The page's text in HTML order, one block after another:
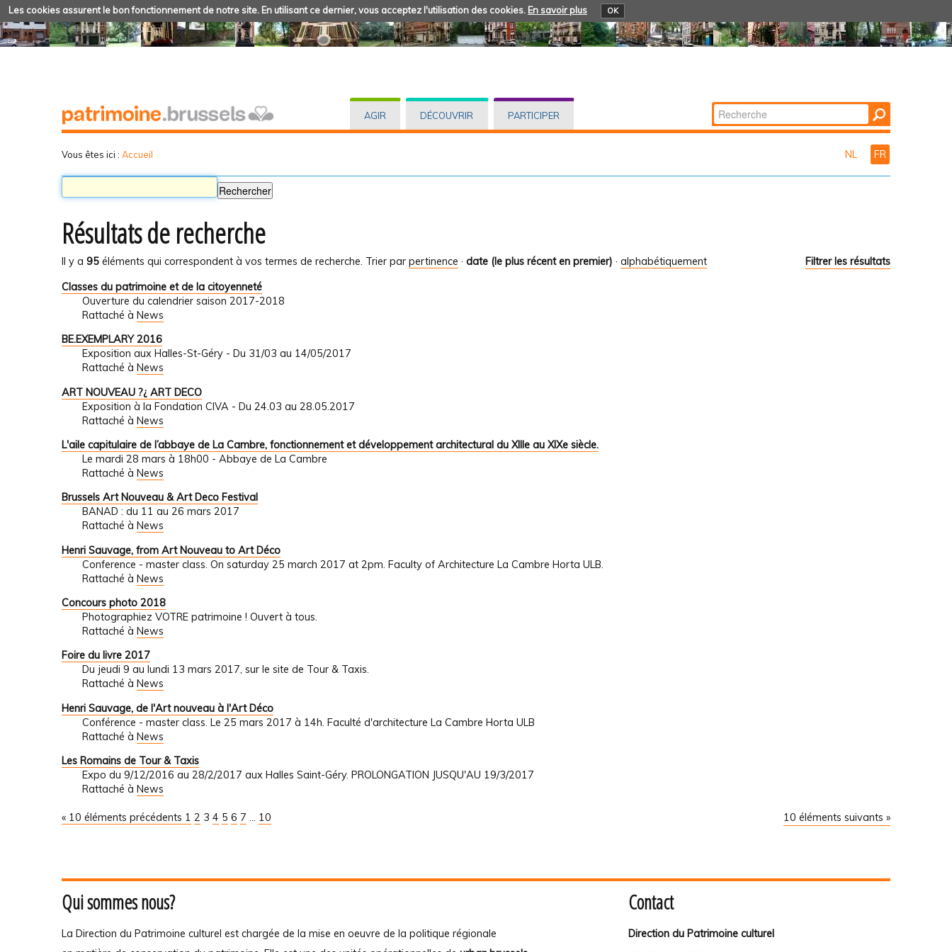
Les cookies assurent le bon fonctionnement de notre site. En utilisant ce dernier, vous acceptez l'utilisation des cookies. En savoir plus OK
AGIR DÉCOUVRIR PARTICIPER Chercher par
Recherche
Vous êtes ici : Accueil NL FR
Résultats de recherche
Il y a 95 éléments qui correspondent à vos termes de recherche. Filtrer les résultats
Trier par pertinence · date (le plus récent en premier) · alphabétiquement
Classes du patrimoine et de la citoyenneté
Ouverture du calendrier saison 2017-2018
Rattaché à News
BE.EXEMPLARY 2016
Exposition aux Halles-St-Géry - Du 31/03 au 14/05/2017
Rattaché à News
ART NOUVEAU ?¿ ART DECO
Exposition à la Fondation CIVA - Du 24.03 au 28.05.2017
Rattaché à News
L'aile capitulaire de l’abbaye de La Cambre, fonctionnement et développement architectural du XIIIe au XIXe siècle.
Le mardi 28 mars à 18h00 - Abbaye de La Cambre
Rattaché à News
Brussels Art Nouveau & Art Deco Festival
BANAD : du 11 au 26 mars 2017
Rattaché à News
Henri Sauvage, from Art Nouveau to Art Déco
Conference - master class. On saturday 25 march 2017 at 2pm. Faculty of Architecture La Cambre Horta ULB.
Rattaché à News
Concours photo 2018
Photographiez VOTRE patrimoine ! Ouvert à tous.
Rattaché à News
Foire du livre 2017
Du jeudi 9 au lundi 13 mars 2017, sur le site de Tour & Taxis.
Rattaché à News
Henri Sauvage, de l'Art nouveau à l'Art Déco
Conférence - master class. Le 25 mars 2017 à 14h. Faculté d'architecture La Cambre Horta ULB
Rattaché à News
Les Romains de Tour & Taxis
Expo du 9/12/2016 au 28/2/2017 aux Halles Saint-Géry. PROLONGATION JUSQU'AU 19/3/2017
Rattaché à News
« 10 éléments précédents 10 éléments suivants »
1 2 3 4 5 6 7 ... 10
Qui sommes nous?
La Direction du Patrimoine culturel est chargée de la mise en oeuvre de la politique régionale
Contact
Direction du Patrimoine culturel